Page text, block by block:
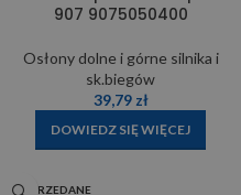
907 9075050400
Osłony dolne i górne silnika i
sk.biegów
39,79 zł
DOWIEDZ SIĘ WIĘCEJ
WYPRZEDANE